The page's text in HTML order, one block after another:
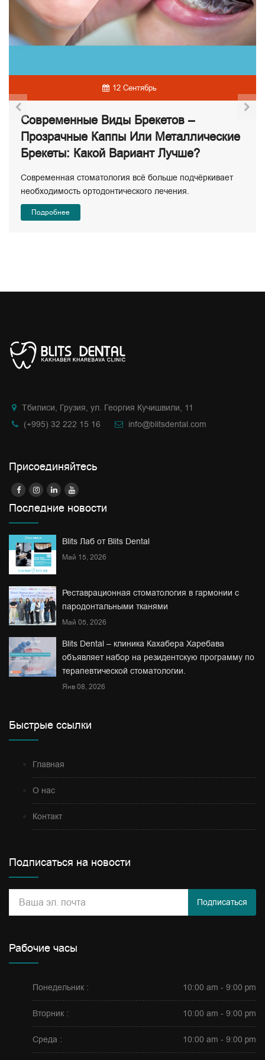
12 Сентябрь
Современные Виды Брекетов –
Прозрачные Каппы Или Металлические
Брекеты: Какой Вариант Лучше?
Современная стоматология всё больше подчёркивает
необходимость ортодонтического лечения.
Подробнее
Тбилиси, Грузия, ул. Георгия Кучишвили, 11
(+995) 32 222 15 16
info@blitsdental.com
Присоединяйтесь
Последние новости
Blits Лаб от Blits Dental
Май 15, 2026
Реставрационная стоматология в гармонии с
пародонтальными тканями
Май 05, 2026
Blits Dental – клиника Кахабера Харебава
объявляет набор на резидентскую программу по
терапевтической стоматологии.
Янв 08, 2026
Быстрые ссылки
Главная
О нас
Контакт
Подписаться на новости
Подписаться
Рабочие часы
Понедельник : 10:00 am - 9:00 pm
Вторник : 10:00 am - 9:00 pm
Среда : 10:00 am - 9:00 pm